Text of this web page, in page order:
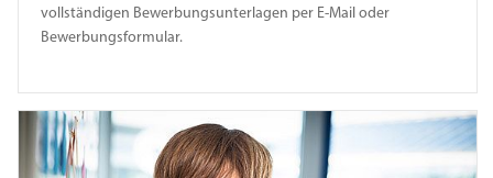
vollständigen Bewerbungsunterlagen per E-Mail oder
Bewerbungsformular.